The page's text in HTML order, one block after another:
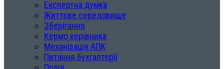
Експертна думка
Життєве середовище
Зберігання
Кермо керівника
Механізація АПК
Питання бухгалтерії